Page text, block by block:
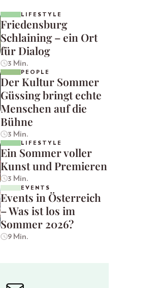
LIFESTYLE
Friedensburg
Schlaining – ein Ort
für Dialog
3 Min.
PEOPLE
Der Kultur Sommer
Güssing bringt echte
Menschen auf die
Bühne
3 Min.
LIFESTYLE
Ein Sommer voller
Kunst und Premieren
3 Min.
EVENTS
Events in Österreich
– Was ist los im
Sommer 2026?
9 Min.